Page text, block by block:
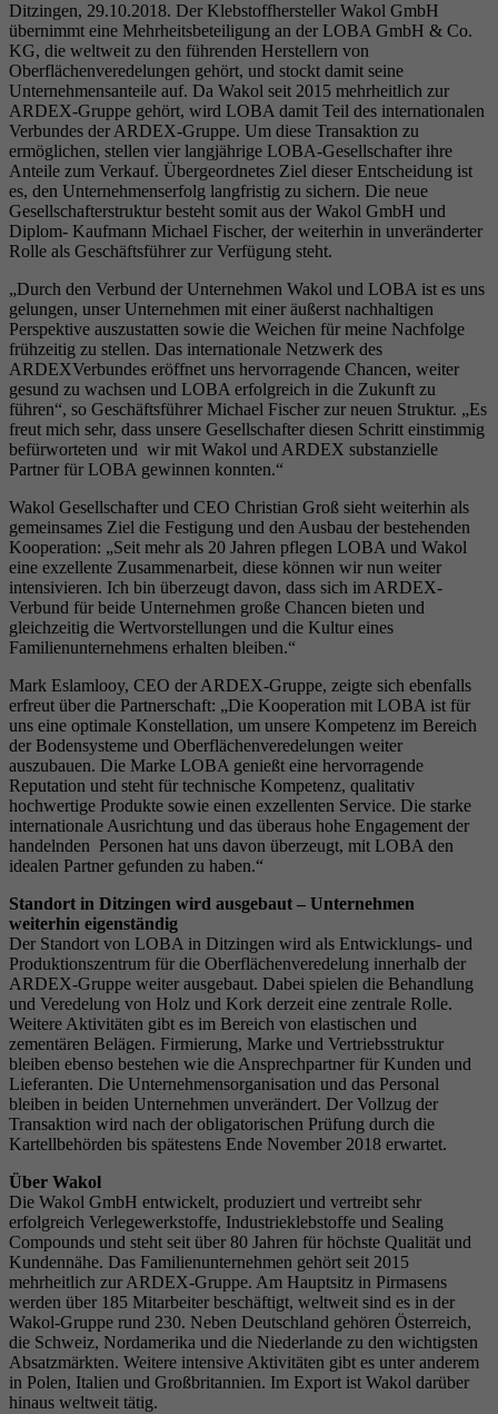
Ditzingen, 29.10.2018. Der Klebstoffhersteller Wakol GmbH
übernimmt eine Mehrheitsbeteiligung an der LOBA GmbH & Co.
KG, die weltweit zu den führenden Herstellern von
Oberflächenveredelungen gehört, und stockt damit seine
Unternehmensanteile auf. Da Wakol seit 2015 mehrheitlich zur
ARDEX-Gruppe gehört, wird LOBA damit Teil des internationalen
Verbundes der ARDEX-Gruppe. Um diese Transaktion zu
ermöglichen, stellen vier langjährige LOBA-Gesellschafter ihre
Anteile zum Verkauf. Übergeordnetes Ziel dieser Entscheidung ist
es, den Unternehmenserfolg langfristig zu sichern. Die neue
Gesellschafterstruktur besteht somit aus der Wakol GmbH und
Diplom- Kaufmann Michael Fischer, der weiterhin in unveränderter
Rolle als Geschäftsführer zur Verfügung steht.
„Durch den Verbund der Unternehmen Wakol und LOBA ist es uns
gelungen, unser Unternehmen mit einer äußerst nachhaltigen
Perspektive auszustatten sowie die Weichen für meine Nachfolge
frühzeitig zu stellen. Das internationale Netzwerk des
ARDEXVerbundes eröffnet uns hervorragende Chancen, weiter
gesund zu wachsen und LOBA erfolgreich in die Zukunft zu
führen“, so Geschäftsführer Michael Fischer zur neuen Struktur. „Es
freut mich sehr, dass unsere Gesellschafter diesen Schritt einstimmig
befürworteten und wir mit Wakol und ARDEX substanzielle
Partner für LOBA gewinnen konnten.“
Wakol Gesellschafter und CEO Christian Groß sieht weiterhin als
gemeinsames Ziel die Festigung und den Ausbau der bestehenden
Kooperation: „Seit mehr als 20 Jahren pflegen LOBA und Wakol
eine exzellente Zusammenarbeit, diese können wir nun weiter
intensivieren. Ich bin überzeugt davon, dass sich im ARDEX-
Verbund für beide Unternehmen große Chancen bieten und
gleichzeitig die Wertvorstellungen und die Kultur eines
Familienunternehmens erhalten bleiben.“
Mark Eslamlooy, CEO der ARDEX-Gruppe, zeigte sich ebenfalls
erfreut über die Partnerschaft: „Die Kooperation mit LOBA ist für
uns eine optimale Konstellation, um unsere Kompetenz im Bereich
der Bodensysteme und Oberflächenveredelungen weiter
auszubauen. Die Marke LOBA genießt eine hervorragende
Reputation und steht für technische Kompetenz, qualitativ
hochwertige Produkte sowie einen exzellenten Service. Die starke
internationale Ausrichtung und das überaus hohe Engagement der
handelnden Personen hat uns davon überzeugt, mit LOBA den
idealen Partner gefunden zu haben.“
Standort in Ditzingen wird ausgebaut – Unternehmen
weiterhin eigenständig
Der Standort von LOBA in Ditzingen wird als Entwicklungs- und
Produktionszentrum für die Oberflächenveredelung innerhalb der
ARDEX-Gruppe weiter ausgebaut. Dabei spielen die Behandlung
und Veredelung von Holz und Kork derzeit eine zentrale Rolle.
Weitere Aktivitäten gibt es im Bereich von elastischen und
zementären Belägen. Firmierung, Marke und Vertriebsstruktur
bleiben ebenso bestehen wie die Ansprechpartner für Kunden und
Lieferanten. Die Unternehmensorganisation und das Personal
bleiben in beiden Unternehmen unverändert. Der Vollzug der
Transaktion wird nach der obligatorischen Prüfung durch die
Kartellbehörden bis spätestens Ende November 2018 erwartet.
Über Wakol
Die Wakol GmbH entwickelt, produziert und vertreibt sehr
erfolgreich Verlegewerkstoffe, Industrieklebstoffe und Sealing
Compounds und steht seit über 80 Jahren für höchste Qualität und
Kundennähe. Das Familienunternehmen gehört seit 2015
mehrheitlich zur ARDEX-Gruppe. Am Hauptsitz in Pirmasens
werden über 185 Mitarbeiter beschäftigt, weltweit sind es in der
Wakol-Gruppe rund 230. Neben Deutschland gehören Österreich,
die Schweiz, Nordamerika und die Niederlande zu den wichtigsten
Absatzmärkten. Weitere intensive Aktivitäten gibt es unter anderem
in Polen, Italien und Großbritannien. Im Export ist Wakol darüber
hinaus weltweit tätig.